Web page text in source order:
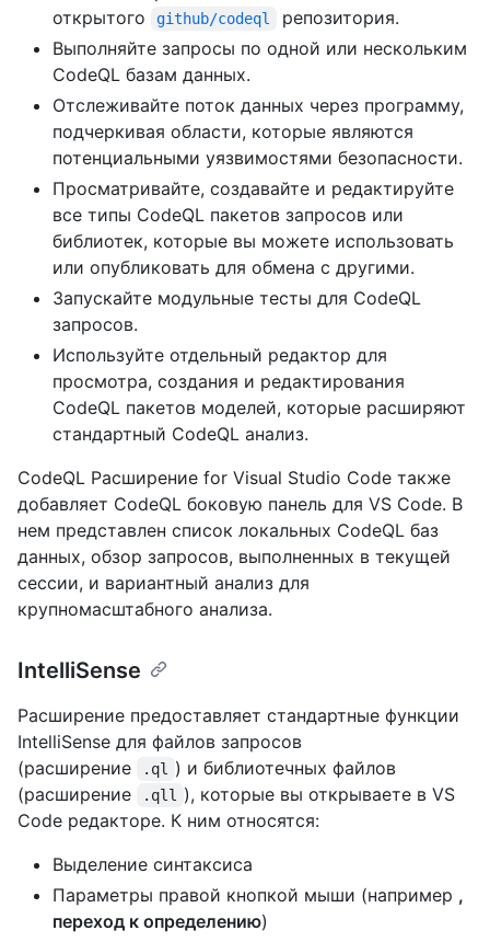
открытого
github/codeql
репозитория.
Выполняйте запросы по одной или нескольким
CodeQL базам данных.
Отслеживайте поток данных через программу,
подчеркивая области, которые являются
потенциальными уязвимостями безопасности.
Просматривайте, создавайте и редактируйте
все типы CodeQL пакетов запросов или
библиотек, которые вы можете использовать
или опубликовать для обмена с другими.
Запускайте модульные тесты для CodeQL
запросов.
Используйте отдельный редактор для
просмотра, создания и редактирования
CodeQL пакетов моделей, которые расширяют
стандартный CodeQL анализ.
CodeQL Расширение for Visual Studio Code также
добавляет CodeQL боковую панель для VS Code. В
нем представлен список локальных CodeQL баз
данных, обзор запросов, выполненных в текущей
сессии, и вариантный анализ для
крупномасштабного анализа.
IntelliSense
Расширение предоставляет стандартные функции
IntelliSense для файлов запросов
(расширение
.ql
) и библиотечных файлов
(расширение
.qll
), которые вы открываете в VS
Code редакторе. К ним относятся:
Выделение синтаксиса
Параметры правой кнопкой мыши (например ,
переход к определению)